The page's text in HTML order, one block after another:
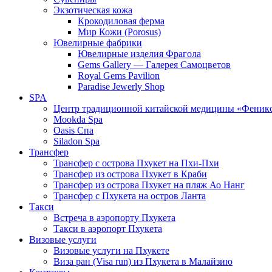
Экзотическая кожа
Крокодиловая ферма
Мир Кожи (Porosus)
Ювелирные фабрики
Ювелирные изделия Фрагола
Gems Gallery — Галерея Самоцветов
Royal Gems Pavilion
Paradise Jewerly Shop
SPA
Центр традиционной китайской медицины
Mookda Spa
Oasis Спа
Siladon Spa
Трансфер
Трансфер с острова Пхукет на Пхи-Пхи
Трансфер из острова Пхукет в Краби
Трансфер из острова Пхукет на пляж Ао Нанг
Трансфер с Пхукета на остров Ланта
Такси
Встреча в аэропорту Пхукета
Такси в аэропорт Пхукета
Визовые услуги
Визовые услуги на Пхукете
Виза ран (Visa run) из Пхукета в Малайзию